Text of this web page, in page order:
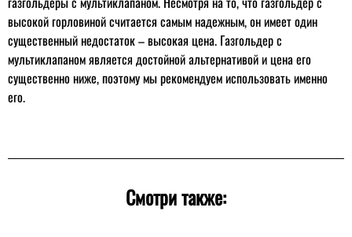
высокой горловиной считается самым надежным, он имеет один
существенный недостаток – высокая цена. Газгольдер с
мультиклапаном является достойной альтернативой и цена его
существенно ниже, поэтому мы рекомендуем использовать именно
его.
Смотри также: